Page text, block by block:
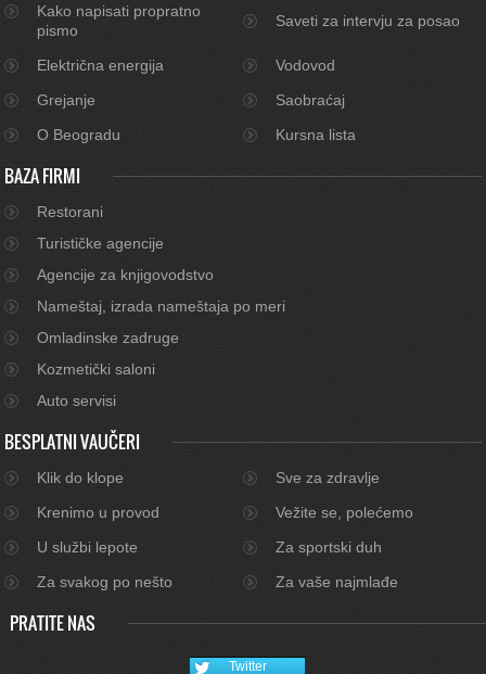
Kako napisati propratno
pismo
Saveti za intervju za posao
Električna energija
Vodovod
Grejanje
Saobraćaj
O Beogradu
Kursna lista
BAZA FIRMI
Restorani
Turističke agencije
Agencije za knjigovodstvo
Nameštaj, izrada nameštaja po meri
Omladinske zadruge
Kozmetički saloni
Auto servisi
BESPLATNI VAUČERI
Klik do klope
Sve za zdravlje
Krenimo u provod
Vežite se, polećemo
U službi lepote
Za sportski duh
Za svakog po nešto
Za vaše najmlađe
PRATITE NAS
Twitter